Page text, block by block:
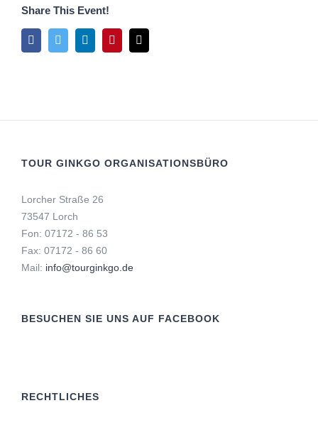
Share This Event!
FacebookTwitter LinkedInPinterest
Mail
TOUR GINKGO ORGANISATIONSBÜRO
Lorcher Straße 26
73547 Lorch
Fon: 07172 - 86 53
Fax: 07172 - 86 60
Mail: info@tourginkgo.de
BESUCHEN SIE UNS AUF FACEBOOK
RECHTLICHES